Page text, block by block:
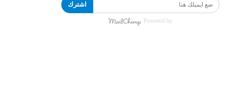
اشترك
Powered by